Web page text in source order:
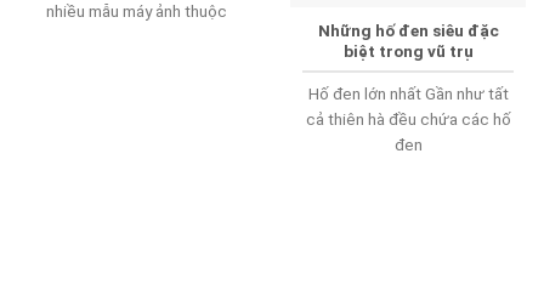
nhiều mẫu máy ảnh thuộc
Những hố đen siêu đặc
biệt trong vũ trụ
Hố đen lớn nhất Gần như tất
cả thiên hà đều chứa các hố
đen